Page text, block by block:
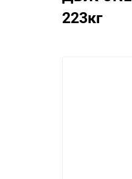
223кг